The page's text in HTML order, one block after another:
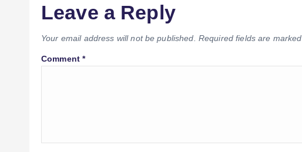
Leave a Reply
Your email address will not be published. Required fields are marked
Comment*